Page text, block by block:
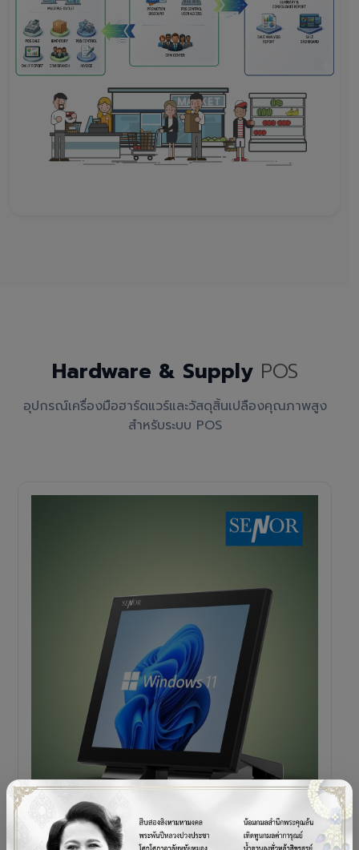
Hardware & Supply POS
อุปกรณ์เครื่องมือฮาร์ดแวร์และวัสดุสิ้นเปลืองคุณภาพสูง
สำหรับระบบ POS